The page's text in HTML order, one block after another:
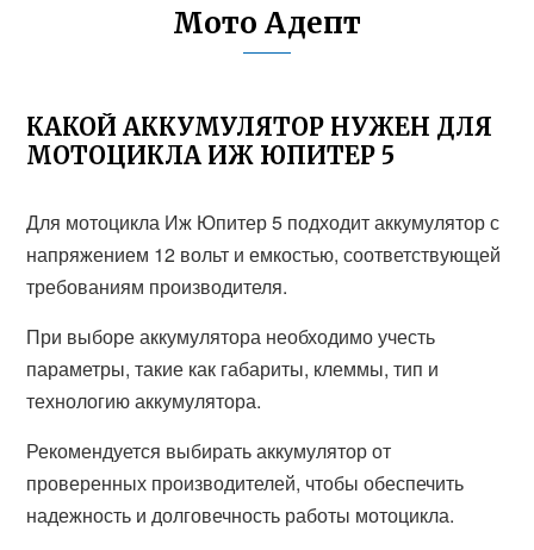
Мото Адепт
КАКОЙ АККУМУЛЯТОР НУЖЕН ДЛЯ
МОТОЦИКЛА ИЖ ЮПИТЕР 5
Для мотоцикла Иж Юпитер 5 подходит аккумулятор с
напряжением 12 вольт и емкостью, соответствующей
требованиям производителя.
При выборе аккумулятора необходимо учесть
параметры, такие как габариты, клеммы, тип и
технологию аккумулятора.
Рекомендуется выбирать аккумулятор от
проверенных производителей, чтобы обеспечить
надежность и долговечность работы мотоцикла.